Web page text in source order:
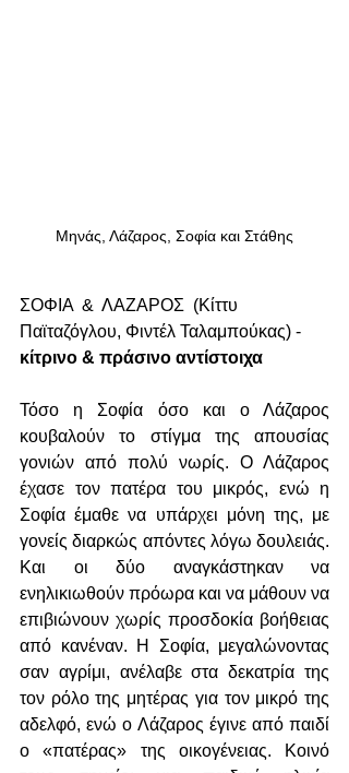
Μηνάς, Λάζαρος, Σοφία και Στάθης
ΣΟΦΙΑ  &  ΛΑΖΑΡΟΣ  (Κίττυ
Παϊταζόγλου, Φιντέλ Ταλαμπούκας) -
κίτρινο & πράσινο αντίστοιχα
Τόσο η Σοφία όσο και ο Λάζαρος
κουβαλούν το στίγμα της απουσίας
γονιών από πολύ νωρίς. Ο Λάζαρος
έχασε τον πατέρα του μικρός, ενώ η
Σοφία έμαθε να υπάρχει μόνη της, με
γονείς διαρκώς απόντες λόγω δουλειάς.
Και οι δύο αναγκάστηκαν να
ενηλικιωθούν πρόωρα και να μάθουν να
επιβιώνουν χωρίς προσδοκία βοήθειας
από κανέναν. Η Σοφία, μεγαλώνοντας
σαν αγρίμι, ανέλαβε στα δεκατρία της
τον ρόλο της μητέρας για τον μικρό της
αδελφό, ενώ ο Λάζαρος έγινε από παιδί
ο «πατέρας» της οικογένειας. Κοινό